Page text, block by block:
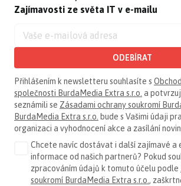
Zajímavosti ze světa IT v e-mailu
ODEBÍRAT
Přihlášením k newsletteru souhlasíte s
společnosti BurdaMedia Extra s.r.o. a
seznámili se Zásadami ochrany soukromí
BurdaMedia Extra s.r.o. bude s Vašimi údaji
organizaci a vyhodnocení akce a zasílání
Chcete navíc dostávat i další zajímavé a
informace od našich partnerů? Pokud
zpracováním údajů k tomuto účelu podle
soukromí BurdaMedia Extra s.r.o. ,